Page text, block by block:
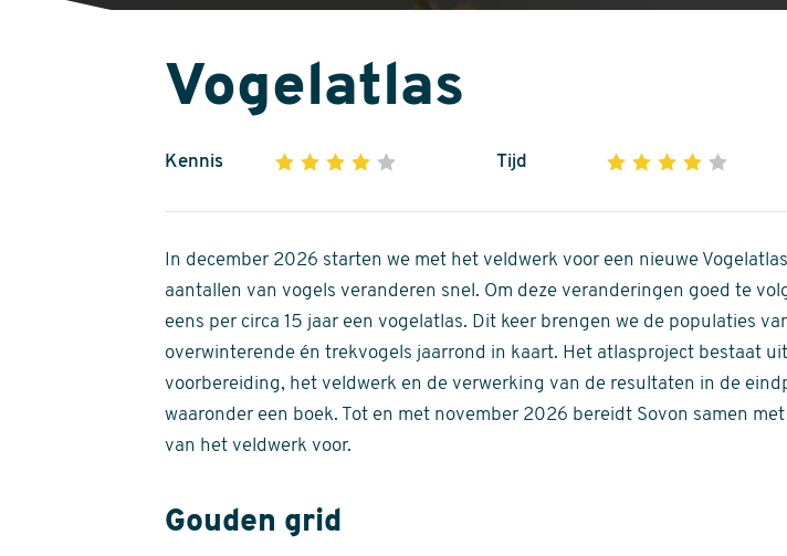
Vogelatlas
Kennis 1 2 3 4
of
5
stars
Tijd 1 2 3 4
of
5
stars
In december 2026 starten we met het veldwerk voor een nieuwe
aantallen van vogels veranderen snel. Om deze veranderingen goed te
eens per circa 15 jaar een vogelatlas. Dit keer brengen we de populaties
overwinterende én trekvogels jaarrond in kaart. Het atlasproject bestaat
voorbereiding, het veldwerk en de verwerking van de resultaten in de
waaronder een boek. Tot en met november 2026 bereidt Sovon samen
van het veldwerk voor.
Gouden grid